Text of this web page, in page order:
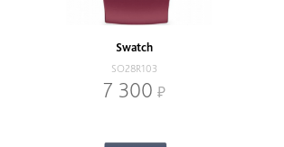
Swatch
SO28R103
7 300